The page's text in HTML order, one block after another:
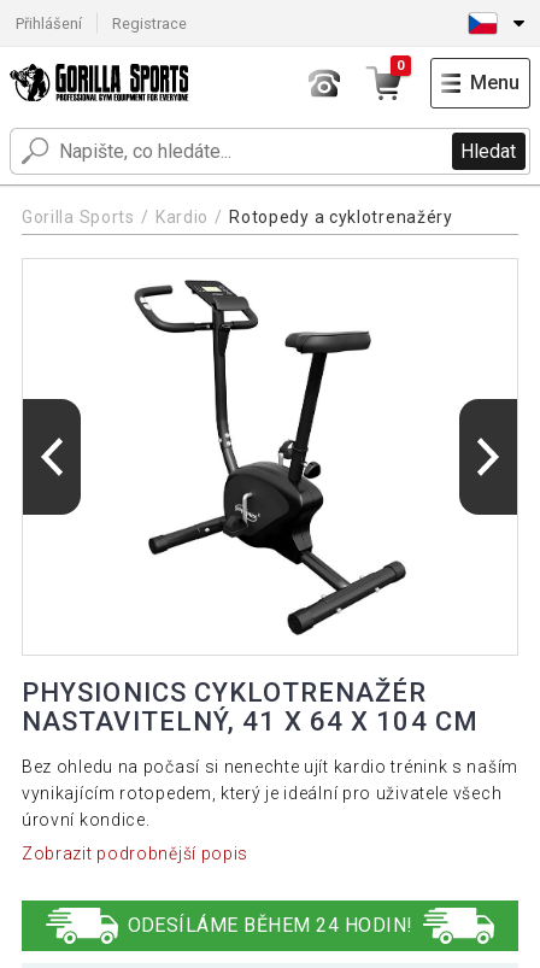
Přihlášení Registrace
Hledat
0
Menu
Gorilla Sports Kardio Rotopedy a cyklotrenažéry
PHYSIONICS CYKLOTRENAŽÉR
NASTAVITELNÝ, 41 X 64 X 104 CM
Bez ohledu na počasí si nenechte ujít kardio trénink s naším
vynikajícím rotopedem, který je ideální pro uživatele všech
úrovní kondice.
Zobrazit podrobnější popis
ODESÍLÁME BĚHEM 24 HODIN!